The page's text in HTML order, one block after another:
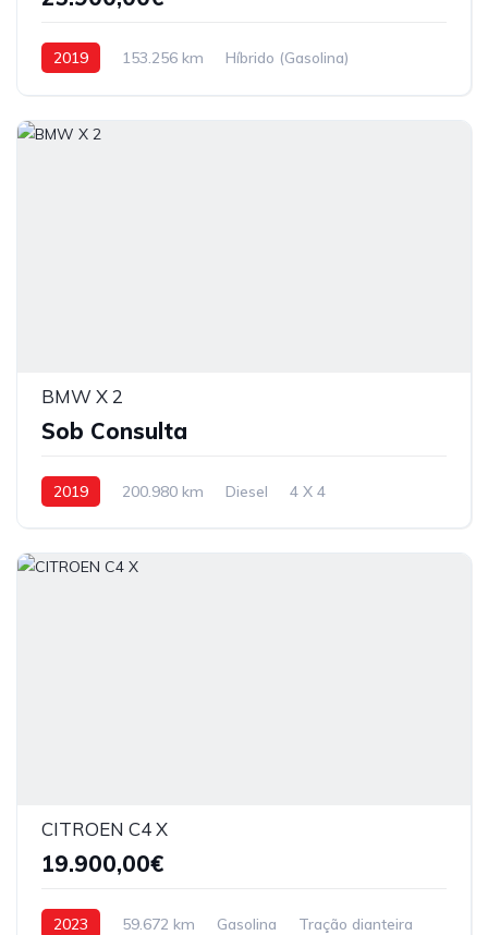
2019 153.256 km
Híbrido (Gasolina)
BMW X 2
Sob Consulta
2019 200.980 km Diesel 4 X 4
CITROEN C4 X
19.900,00€
2023 59.672 km Gasolina Tração dianteira